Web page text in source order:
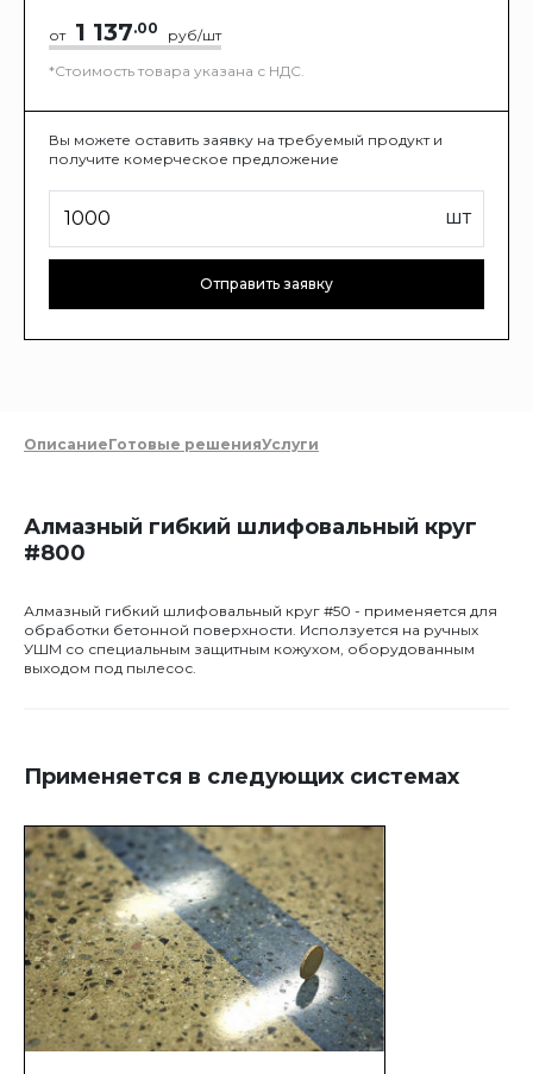
от 1 137.00
руб/шт
*Стоимость товара указана с НДС.
Вы можете оставить заявку на требуемый продукт и
получите комерческое предложение
шт
Отправить заявку
ОписаниеГотовые решенияУслуги
Алмазный гибкий шлифовальный круг
#800
Алмазный гибкий шлифовальный круг #50 - применяется для
обработки бетонной поверхности. Исползуется на ручных
УШМ со специальным защитным кожухом, оборудованным
выходом под пылесос.
Применяется в следующих системах